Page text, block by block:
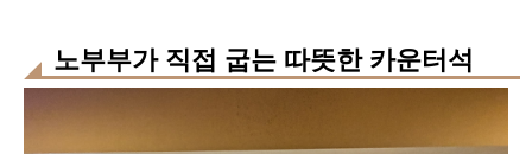
노부부가 직접 굽는 따뜻한 카운터석